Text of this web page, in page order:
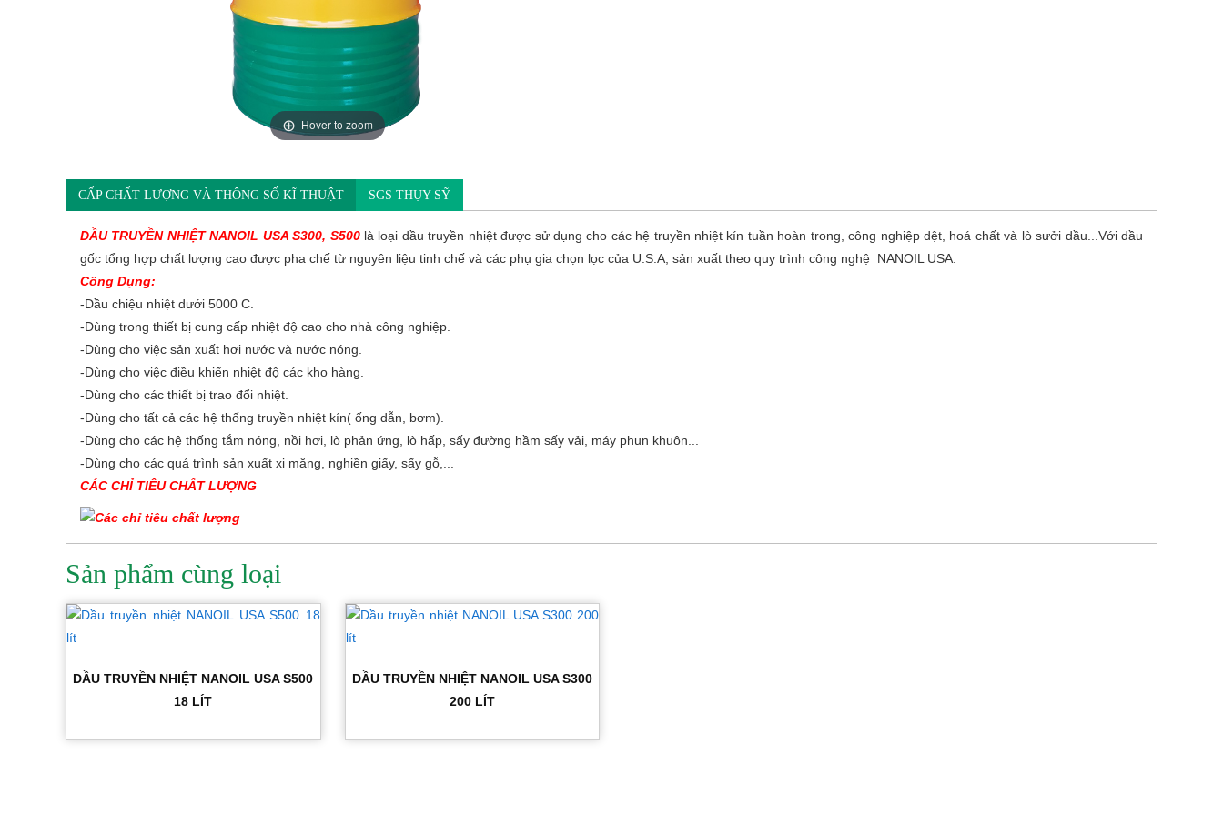
Hover to zoom
CẤP CHẤT LƯỢNG VÀ THÔNG SỐ KĨ THUẬT SGS THỤY SỸ
DẦU TRUYỀN NHIỆT NANOIL USA S300, S500là loại dầu truyền nhiệt được sử dụng cho các hệ truyền nhiệt kín tuần hoàn trong, công nghiệp dệt, hoá chất và lò sưởi dầu...Với dầu
gốc tổng hợp chất lượng cao được pha chế từ nguyên liệu tinh chế và các phụ gia chọn lọc của U.S.A, sản xuất theo quy trình công nghệ NANOIL USA.
Công Dụng:
-Dầu chiệu nhiệt dưới 5000 C.
-Dùng trong thiết bị cung cấp nhiệt độ cao cho nhà công nghiệp.
-Dùng cho việc sản xuất hơi nước và nước nóng.
-Dùng cho việc điều khiển nhiệt độ các kho hàng.
-Dùng cho các thiết bị trao đổi nhiệt.
-Dùng cho tất cả các hệ thống truyền nhiệt kín( ống dẫn, bơm).
-Dùng cho các hệ thống tắm nóng, nồi hơi, lò phản ứng, lò hấp, sấy đường hầm sấy vải, máy phun khuôn...
-Dùng cho các quá trình sản xuất xi măng, nghiền giấy, sấy gỗ,...
CÁC CHỈ TIÊU CHẤT LƯỢNG
Sản phẩm cùng loại
DẦU TRUYỀN NHIỆT NANOIL USA S500
18 LÍT
DẦU TRUYỀN NHIỆT NANOIL USA S300
200 LÍT